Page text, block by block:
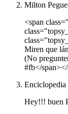
Milton
<span
Miren que
(No
#fb</
Enciclopedia
Hey!!! buen